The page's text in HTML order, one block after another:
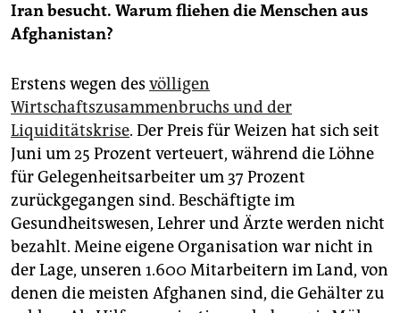
Iran besucht. Warum fliehen die Menschen aus
Afghanistan?
Erstens wegen des völligen
Wirtschaftszusammenbruchs und der
Liquiditätskrise. Der Preis für Weizen hat sich seit
Juni um 25 Prozent verteuert, während die Löhne
für Gelegenheitsarbeiter um 37 Prozent
zurückgegangen sind. Beschäftigte im
Gesundheitswesen, Lehrer und Ärzte werden nicht
bezahlt. Meine eigene Organisation war nicht in
der Lage, unseren 1.600 Mitarbeitern im Land, von
denen die meisten Afghanen sind, die Gehälter zu